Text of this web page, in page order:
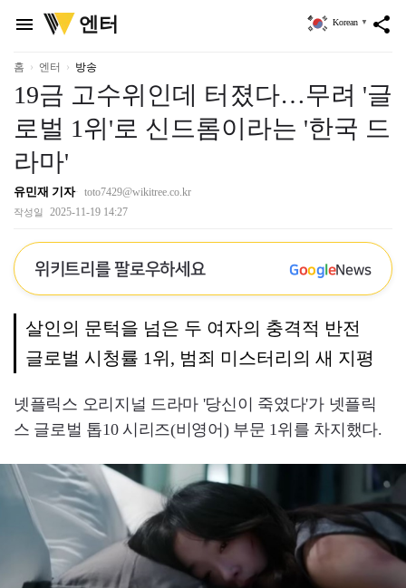
menu
위
키
리
엔터 share
Korean ▼
홈 엔터 방송
19금 고수위인데 터졌다…무려 '글
로벌 1위'로 신드롬이라는 '한국 드
라마'
유민재 기자 toto7429@wikitree.co.kr
작성일 2025-11-19 14:27
위키트리를 팔로우하세요 GoogleNews
살인의 문턱을 넘은 두 여자의 충격적 반전
글로벌 시청률 1위, 범죄 미스터리의 새 지평
넷플릭스 오리지널 드라마 '당신이 죽였다'가 넷플릭
스 글로벌 톱10 시리즈(비영어) 부문 1위를 차지했다.